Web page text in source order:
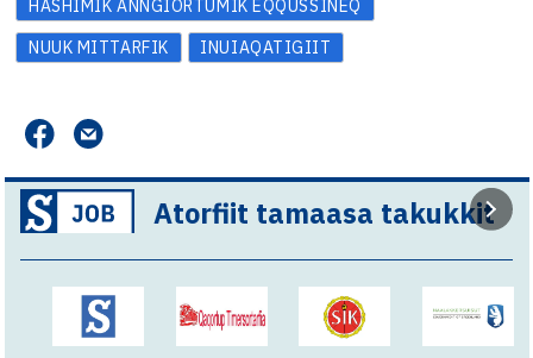
HASHIMIK ANNGIORTUMIK EQQUSSINEQ
NUUK MITTARFIK
INUIAQATIGIIT
Atorfiit tamaasa takukkit